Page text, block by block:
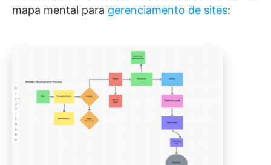
mapa mental para gerenciamento de sites: